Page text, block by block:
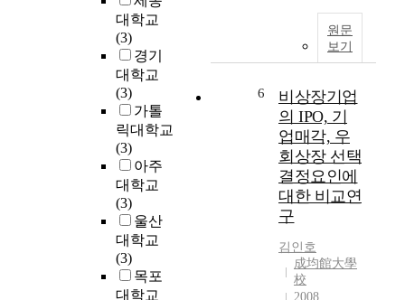
대학교
(3)
경기
대학교
(3)
가톨
릭대학교
(3)
아주
대학교
(3)
울산
대학교
(3)
목포
대학교
도
원문
보기
6
비상장기업
의 IPO, 기
업매각, 우
회상장 선택
결정요인에
대한 비교연
구
김인호
成均館大學
校
2008